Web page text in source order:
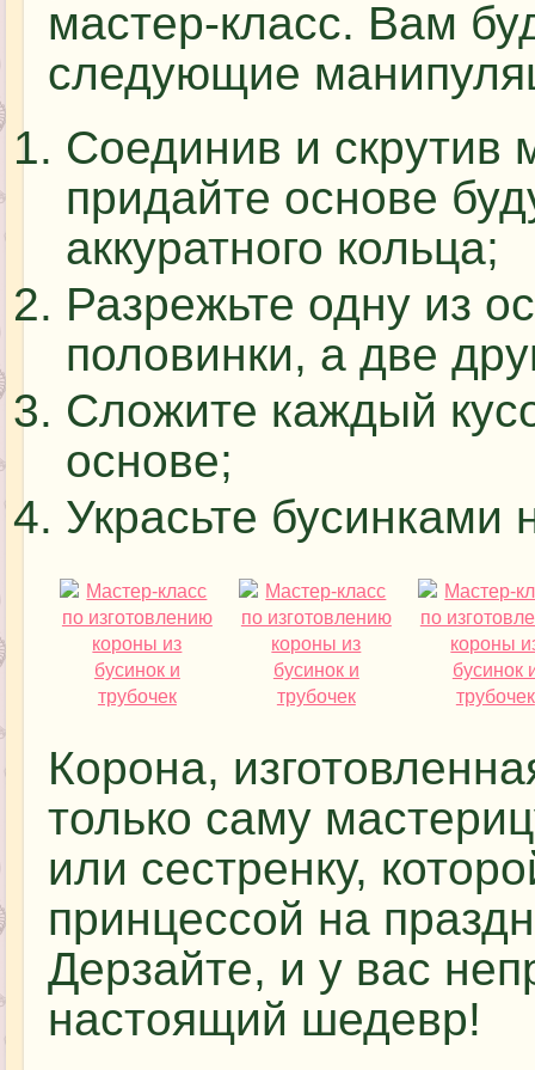
мастер-класс. Вам
следующие
Соединив и скрутив
придайте основе
аккуратного кольца;
Разрежьте одну из
половинки, а две
Сложите каждый
основе;
Украсьте бусинками
Корона,
только саму
или сестренку,
принцессой на
Дерзайте, и у вас
настоящий шедевр!